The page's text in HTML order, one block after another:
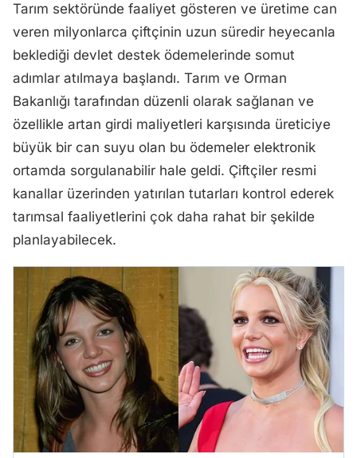
Tarım sektöründe faaliyet gösteren ve üretime can
veren milyonlarca çiftçinin uzun süredir heyecanla
beklediği devlet destek ödemelerinde somut
adımlar atılmaya başlandı. Tarım ve Orman
Bakanlığı tarafından düzenli olarak sağlanan ve
özellikle artan girdi maliyetleri karşısında üreticiye
büyük bir can suyu olan bu ödemeler elektronik
ortamda sorgulanabilir hale geldi. Çiftçiler resmi
kanallar üzerinden yatırılan tutarları kontrol ederek
tarımsal faaliyetlerini çok daha rahat bir şekilde
planlayabilecek.